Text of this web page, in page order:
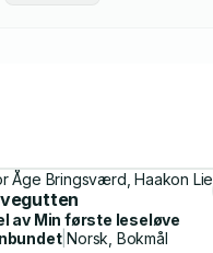
Åge Bringsværd, Haakon Lie
av Min første leseløve
|Norsk, Bokmål